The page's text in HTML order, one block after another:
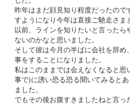
昨年はまだ顔見知り程度だったので
すようになり今年は直接ご馳走さま
以前、ラインを知りたいと言った
ないのかなと思いました。
そして彼は今月の半ばに会社を辞
事をすることになりました。
私はこのままでは会えなくなると思
事で)に誘い恐る恐る聞いてみると
ました。
でもその後お腹すきましたねと言っ